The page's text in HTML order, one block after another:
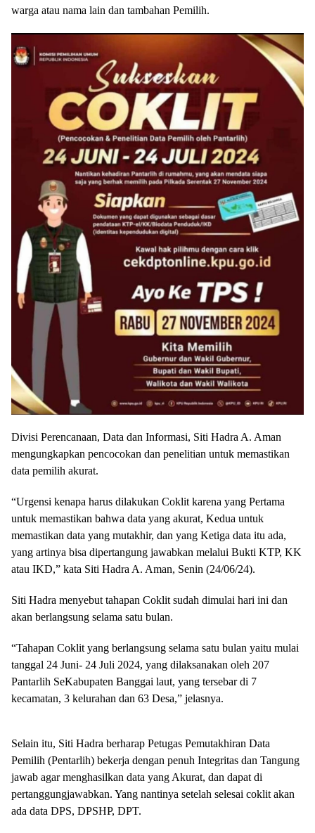
warga atau nama lain dan tambahan Pemilih.
Divisi Perencanaan, Data dan Informasi, Siti Hadra A. Aman
mengungkapkan pencocokan dan penelitian untuk memastikan
data pemilih akurat.
“Urgensi kenapa harus dilakukan Coklit karena yang Pertama
untuk memastikan bahwa data yang akurat, Kedua untuk
memastikan data yang mutakhir, dan yang Ketiga data itu ada,
yang artinya bisa dipertangung jawabkan melalui Bukti KTP, KK
atau IKD,” kata Siti Hadra A. Aman, Senin (24/06/24).
Siti Hadra menyebut tahapan Coklit sudah dimulai hari ini dan
akan berlangsung selama satu bulan.
“Tahapan Coklit yang berlangsung selama satu bulan yaitu mulai
tanggal 24 Juni- 24 Juli 2024, yang dilaksanakan oleh 207
Pantarlih SeKabupaten Banggai laut, yang tersebar di 7
kecamatan, 3 kelurahan dan 63 Desa,” jelasnya.
Selain itu, Siti Hadra berharap Petugas Pemutakhiran Data
Pemilih (Pentarlih) bekerja dengan penuh Integritas dan Tangung
jawab agar menghasilkan data yang Akurat, dan dapat di
pertanggungjawabkan. Yang nantinya setelah selesai coklit akan
ada data DPS, DPSHP, DPT.